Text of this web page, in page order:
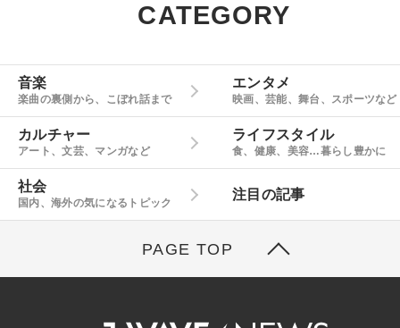
CATEGORY
音楽
楽曲の裏側から、こぼれ話まで
エンタメ
映画、芸能、舞台、スポーツなど
カルチャー
アート、文芸、マンガなど
ライフスタイル
食、健康、美容…暮らし豊かに
社会
国内、海外の気になるトピック
注目の記事
PAGE TOP